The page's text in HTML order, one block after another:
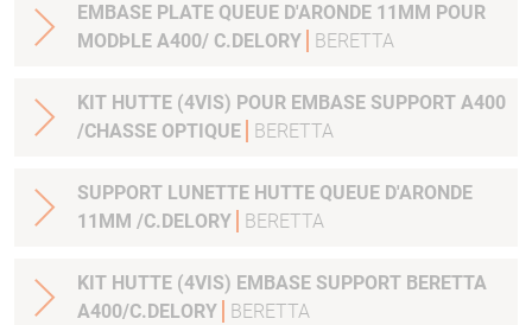
EMBASE PLATE QUEUE D'ARONDE 11MM POUR
MODÞLE A400/ C.DELORY
BERETTA
KIT HUTTE (4VIS) POUR EMBASE SUPPORT A400
/CHASSE OPTIQUE
BERETTA
SUPPORT LUNETTE HUTTE QUEUE D'ARONDE
11MM /C.DELORY
BERETTA
KIT HUTTE (4VIS) EMBASE SUPPORT BERETTA
A400/C.DELORY
BERETTA